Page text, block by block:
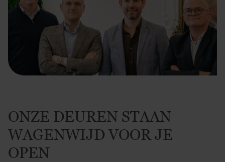
ONZE DEUREN STAAN
WAGENWIJD VOOR JE
OPEN